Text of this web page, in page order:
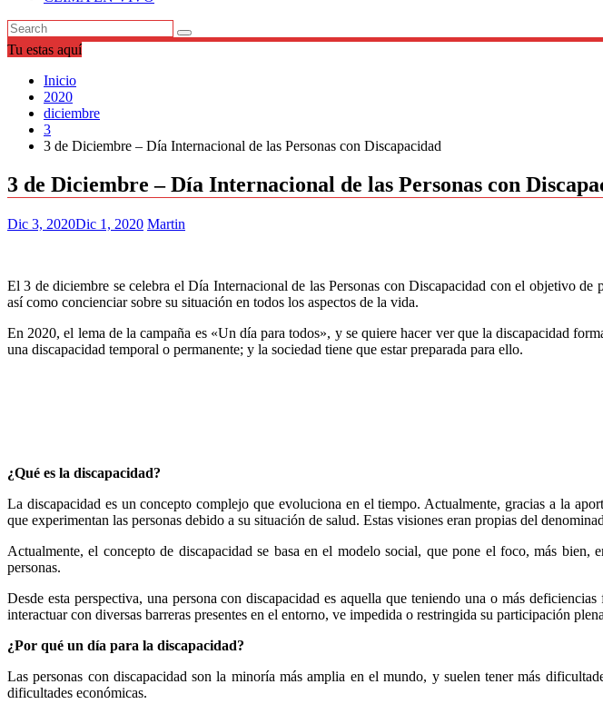
Tu estas aquí
Inicio
2020
diciembre
3
3 de Diciembre – Día Internacional de las Personas con Discapacidad
3 de Diciembre – Día Internacional de las Personas con
Dic 3, 2020Dic 1, 2020 Martin
El 3 de diciembre se celebra el Día Internacional de las Personas con Discapacidad con el objetivo
así como concienciar sobre su situación en todos los aspectos de la vida.
En 2020, el lema de la campaña es «Un día para todos», y se quiere hacer ver que la discapacidad
una discapacidad temporal o permanente; y la sociedad tiene que estar preparada para ello.
¿Qué es la discapacidad?
La discapacidad es un concepto complejo que evoluciona en el tiempo. Actualmente, gracias a la
que experimentan las personas debido a su situación de salud. Estas visiones eran propias del
Actualmente, el concepto de discapacidad se basa en el modelo social, que pone el foco, más
personas.
Desde esta perspectiva, una persona con discapacidad es aquella que teniendo una o más
interactuar con diversas barreras presentes en el entorno, ve impedida o restringida su participación
¿Por qué un día para la discapacidad?
Las personas con discapacidad son la minoría más amplia en el mundo, y suelen tener más
dificultades económicas.